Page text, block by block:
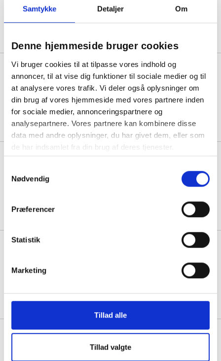
Samtykke Detaljer Om
Denne hjemmeside bruger cookies
Vi bruger cookies til at tilpasse vores indhold og
annoncer, til at vise dig funktioner til sociale medier og til
at analysere vores trafik. Vi deler også oplysninger om
din brug af vores hjemmeside med vores partnere inden
for sociale medier, annonceringspartnere og
analysepartnere. Vores partnere kan kombinere disse
data med andre oplysninger, du har givet dem, eller som
de har indsamlet fra din brug af deres tjenester.
Nødvendig
Præferencer
Statistik
Marketing
Tillad alle
Tillad valgte
Linex PS 500 granat
blyantspidser i messing
Min. køb: 12 stk á 30,81
Linex LH-1000 Stiftpencil med
Køb mere til kun: 71,06
Linex S20 superlinealer med
gummiskinne 20cm grøn